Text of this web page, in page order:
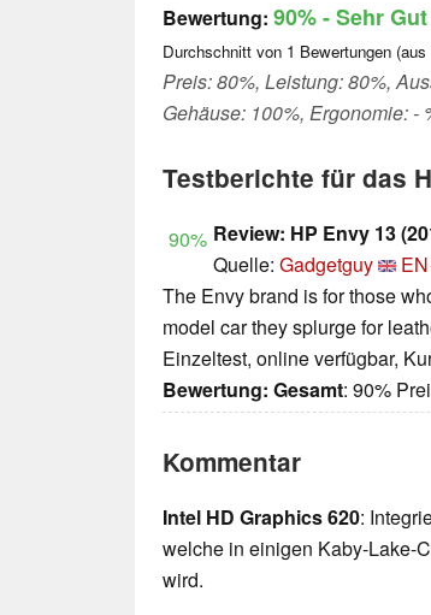
Bewertung: 90%- Sehr Gut
Durchschnitt von 1 Bewertungen (aus
Preis: 80%, Leistung: 80%,
Gehäuse: 100%, Ergonomie: -
Testberichte für das
90% Review: HP Envy 13
Quelle: Gadgetguy
The Envy brand is for those
model car they splurge for
Einzeltest, online verfügbar,
Bewertung: Gesamt: 90%
Kommentar
Intel HD Graphics 620:
welche in einigen Kaby-Lake-
wird.